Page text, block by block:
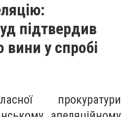
підтвердив
у спробі
прокуратури